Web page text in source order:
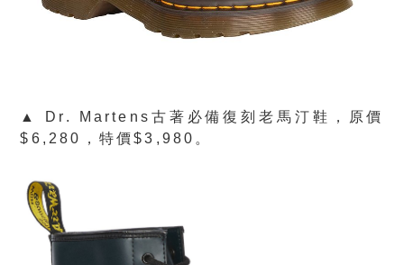
▲ Dr. Martens古著必備復刻老馬汀鞋，原價
$6,280，特價$3,980。